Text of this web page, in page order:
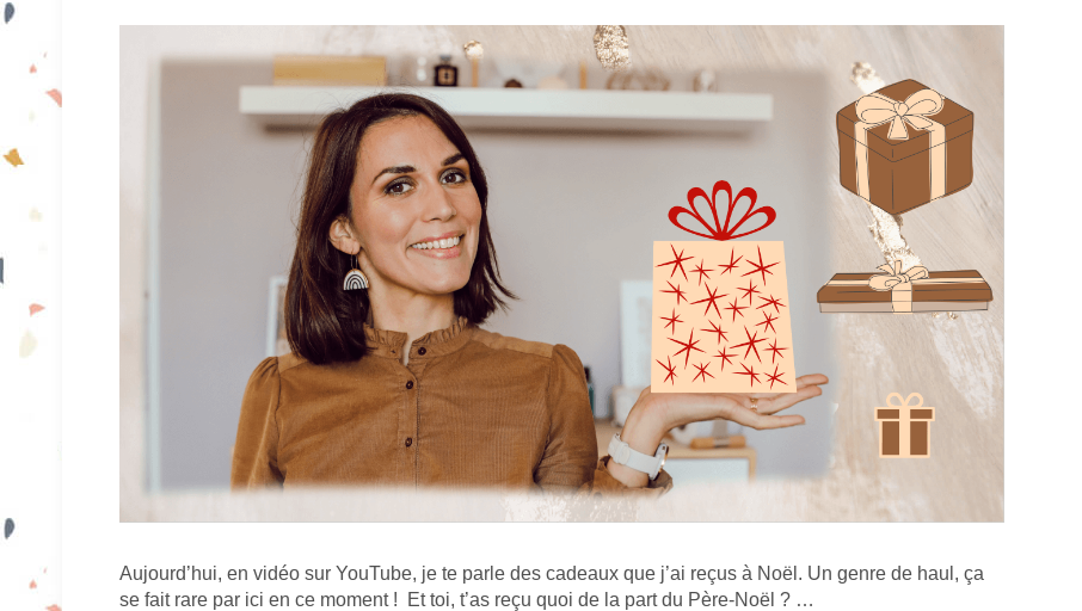
Aujourd’hui, en vidéo sur YouTube, je te parle des cadeaux que j’ai reçus à Noël. Un genre de haul, ça
se fait rare par ici en ce moment ! Et toi, t’as reçu quoi de la part du Père-Noël ? …